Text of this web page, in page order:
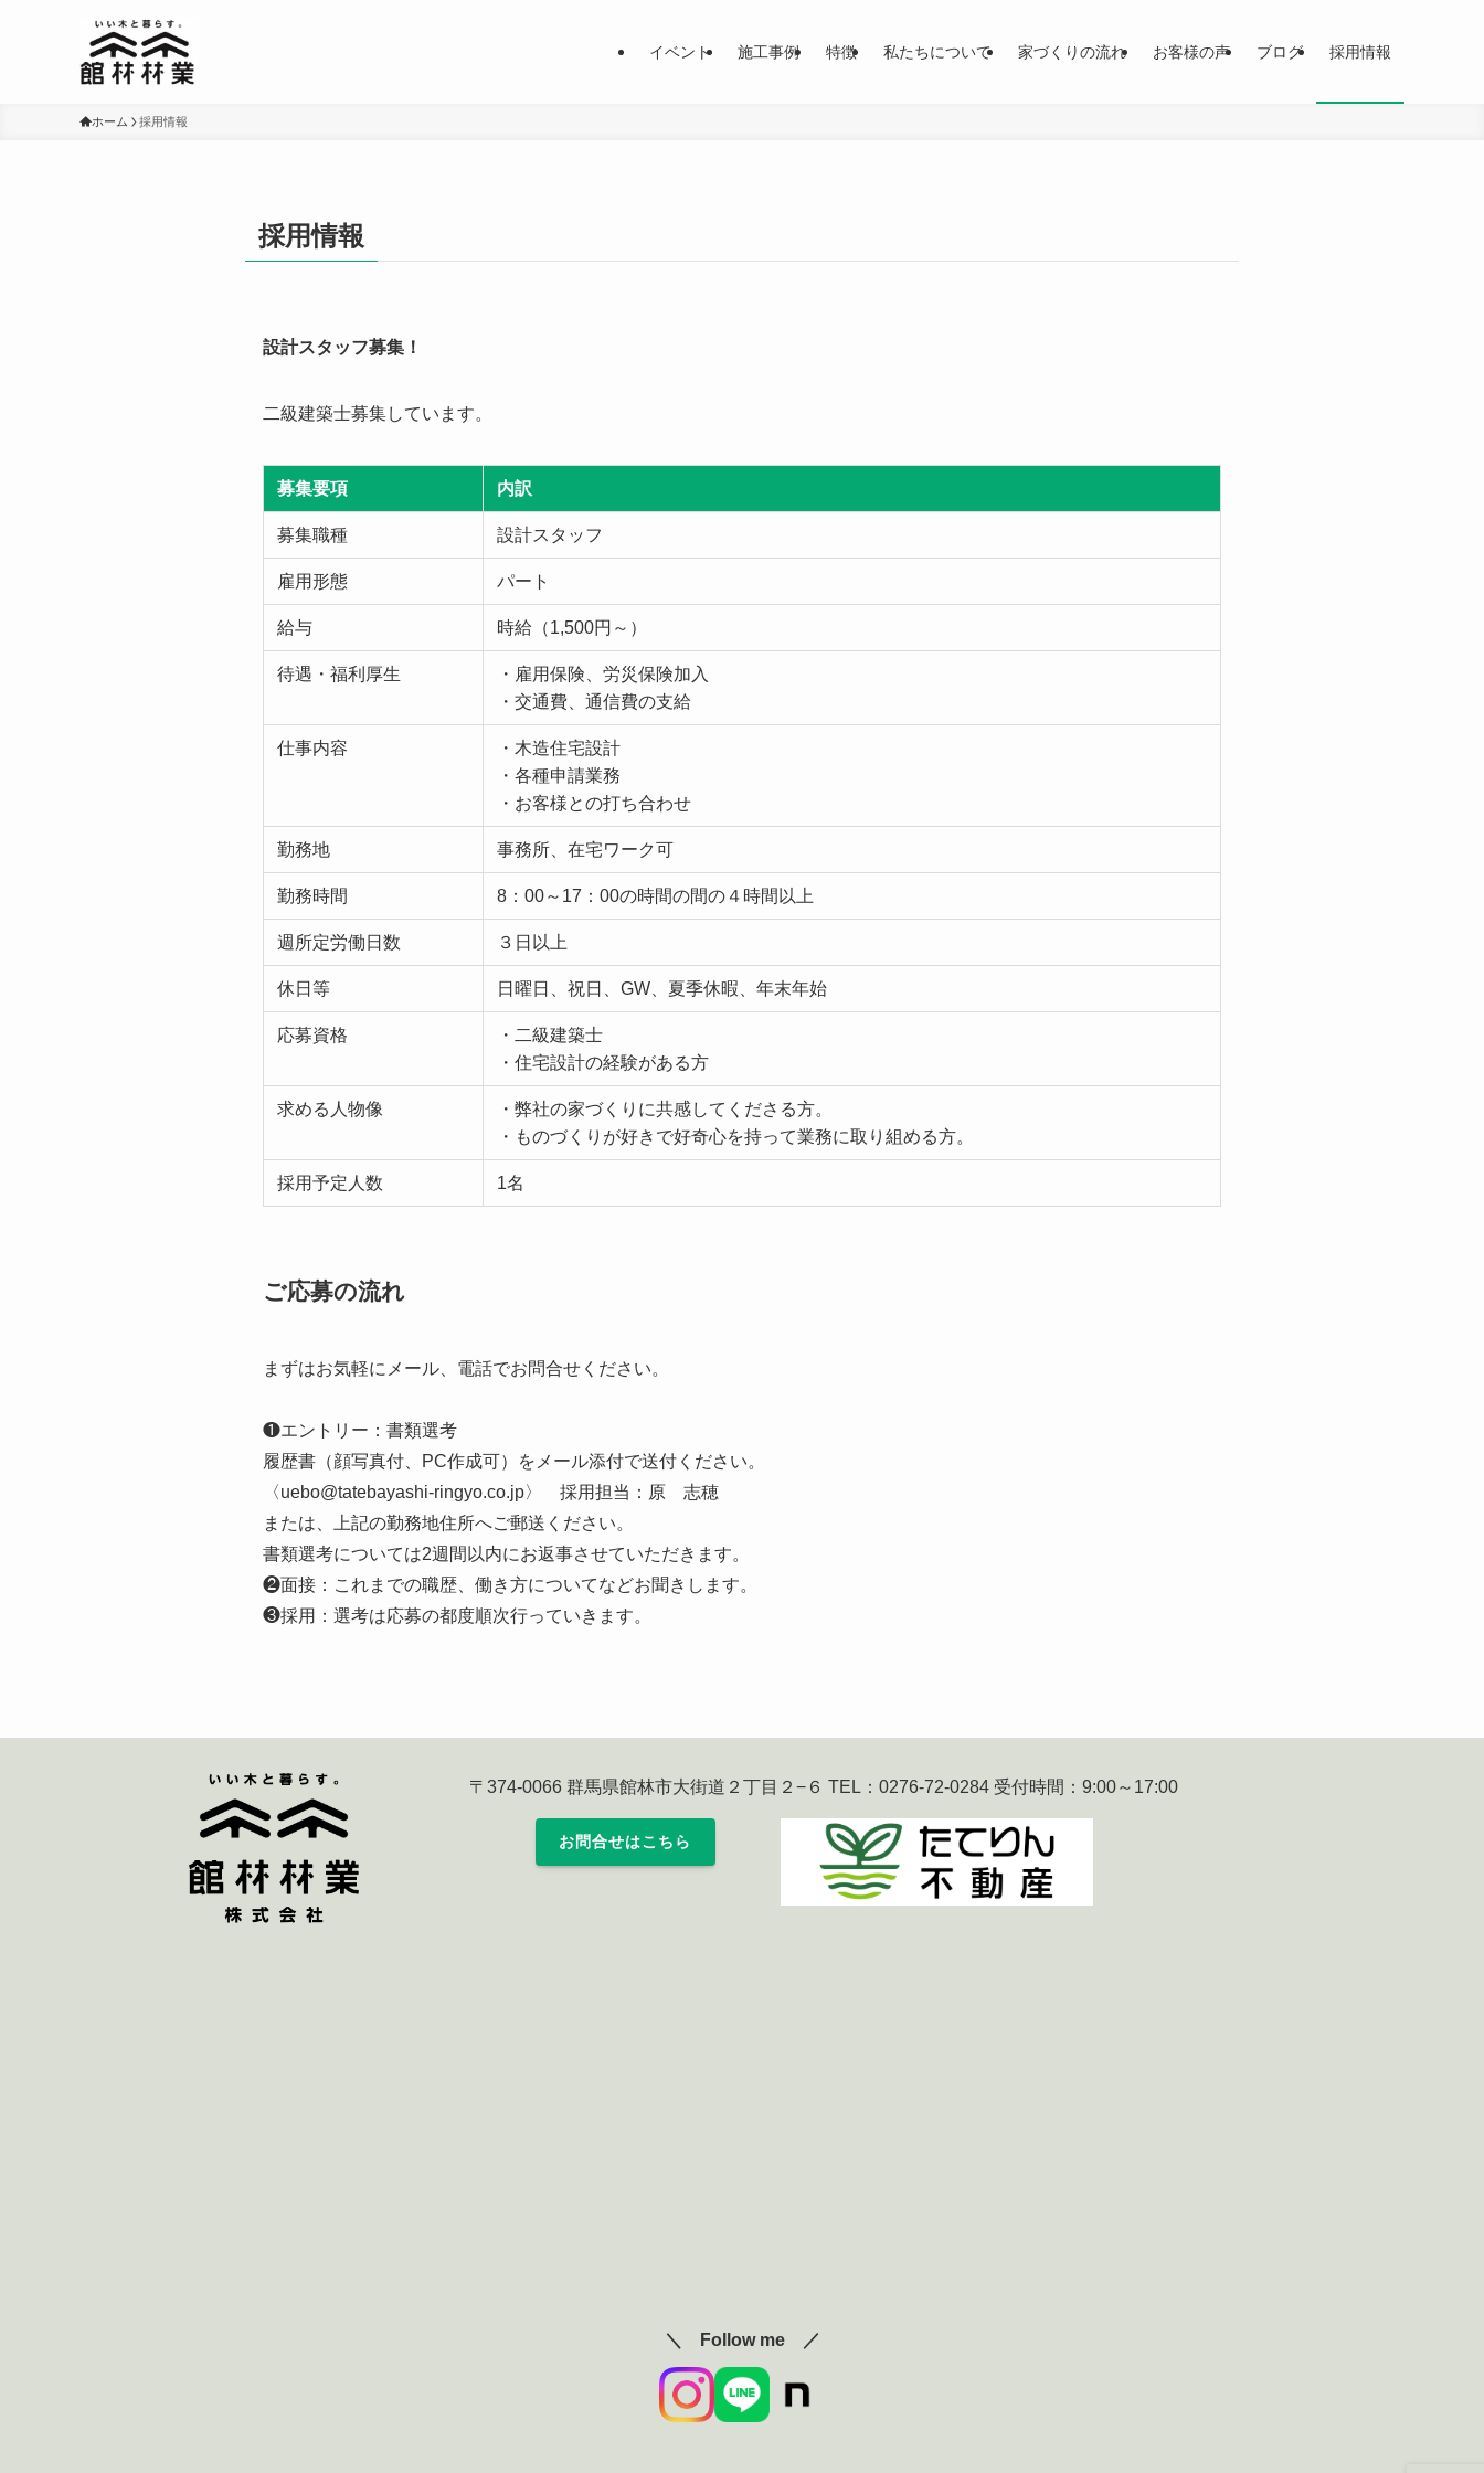
イベント 施工事例 特徴 私たちについて 家づくりの流れ お客様の声 ブログ 採用情報
ホーム 採用情報
採用情報
設計スタッフ募集！
二級建築士募集しています。
募集要項 内訳
募集職種 設計スタッフ
雇用形態 パート
給与 時給（1,500円～）
待遇・福利厚生
・雇用保険、労災保険加入
・交通費、通信費の支給
仕事内容
・木造住宅設計
・各種申請業務
・お客様との打ち合わせ
勤務地 事務所、在宅ワーク可
勤務時間 8：00～17：00の時間の間の４時間以上
週所定労働日数 ３日以上
休日等 日曜日、祝日、GW、夏季休暇、年末年始
応募資格
・二級建築士
・住宅設計の経験がある方
求める人物像
・弊社の家づくりに共感してくださる方。
・ものづくりが好きで好奇心を持って業務に取り組める方。
採用予定人数 1名
ご応募の流れ
まずはお気軽にメール、電話でお問合せください。
❶エントリー：書類選考
履歴書（顔写真付、PC作成可）をメール添付で送付ください。
〈uebo@tatebayashi-ringyo.co.jp〉 採用担当：原 志穂
または、上記の勤務地住所へご郵送ください。
書類選考については2週間以内にお返事させていただきます。
❷面接：これまでの職歴、働き方についてなどお聞きします。
❸採用：選考は応募の都度順次行っていきます。
〒374-0066 群馬県館林市大街道２丁目２−６ TEL：0276-72-0284 受付時間：9:00～17:00
お問合せはこちら
＼ Follow me ／